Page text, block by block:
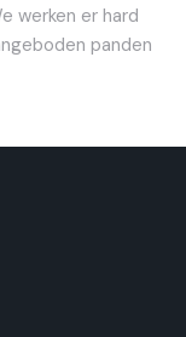
werken er hard
panden